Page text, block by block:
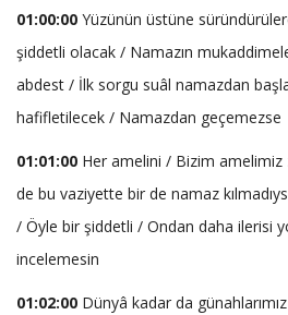
01:00:00 Yüzünün üstüne
şiddetli olacak / Namazın
abdest / İlk sorgu suâl namazdan
hafifletilecek / Namazdan geçemezse
01:01:00 Her amelini / Bizim
de bu vaziyette bir de namaz
/ Öyle bir şiddetli / Ondan daha ilerisi
incelemesin
01:02:00 Dünyâ kadar da